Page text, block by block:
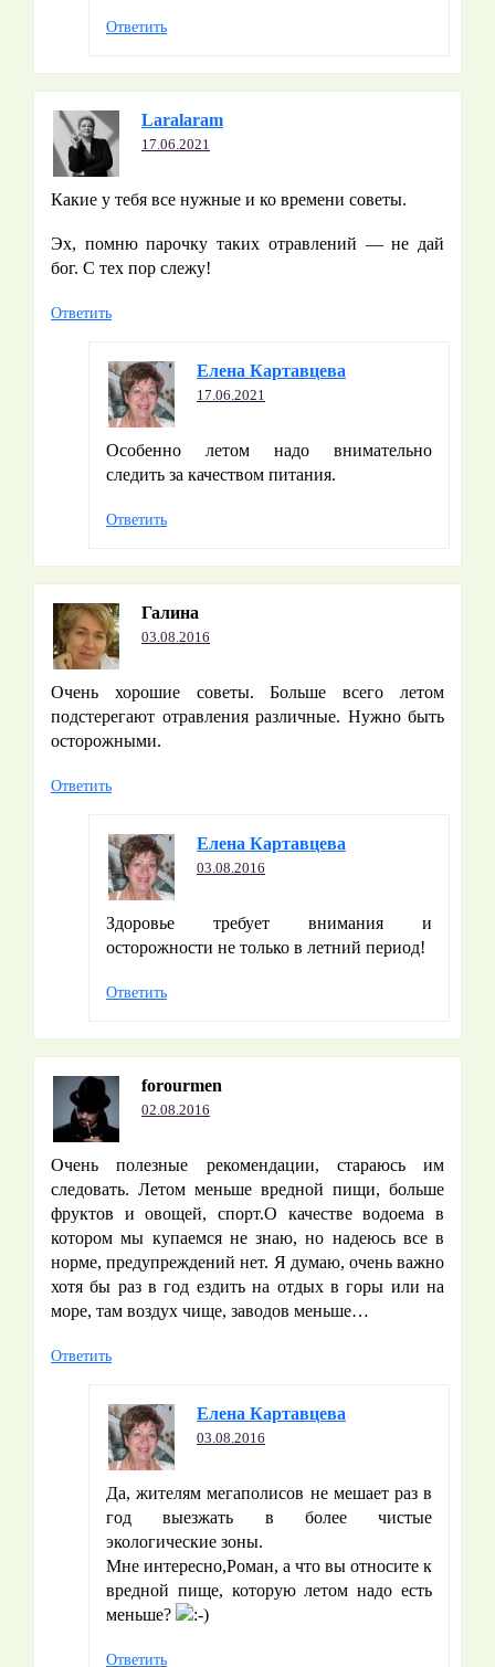
Ответить
Laralaram
17.06.2021
Какие у тебя все нужные и ко времени советы.
Эх, помню парочку таких отравлений — не дай
бог. С тех пор слежу!
Ответить
Елена Картавцева
17.06.2021
Особенно летом надо внимательно
следить за качеством питания.
Ответить
Галина
03.08.2016
Очень хорошие советы. Больше всего летом
подстерегают отравления различные. Нужно быть
осторожными.
Ответить
Елена Картавцева
03.08.2016
Здоровье требует внимания и
осторожности не только в летний период!
Ответить
forourmen
02.08.2016
Очень полезные рекомендации, стараюсь им
следовать. Летом меньше вредной пищи, больше
фруктов и овощей, спорт.О качестве водоема в
котором мы купаемся не знаю, но надеюсь все в
норме, предупреждений нет. Я думаю, очень важно
хотя бы раз в год ездить на отдых в горы или на
море, там воздух чище, заводов меньше…
Ответить
Елена Картавцева
03.08.2016
Да, жителям мегаполисов не мешает раз в
год выезжать в более чистые
экологические зоны.
Мне интересно,Роман, а что вы относите к
вредной пище, которую летом надо есть
меньше?
Ответить